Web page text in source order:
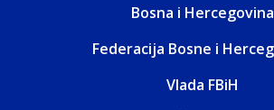
Bosna i Hercegovina
Federacija Bosne i
Vlada FBiH